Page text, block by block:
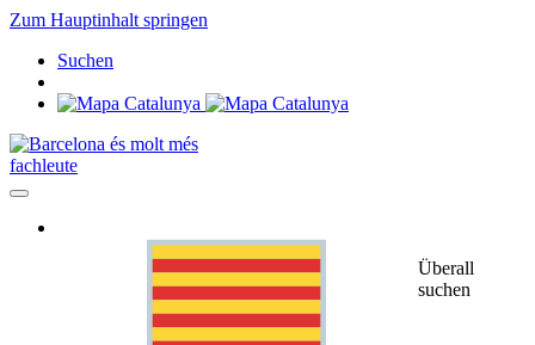
Zum Hauptinhalt springen
Suchen
fachleute
Überall
suchen